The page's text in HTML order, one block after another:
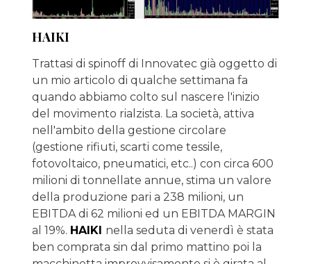
HAIKI
Trattasi di spinoff di Innovatec già oggetto di
un mio articolo di qualche settimana fa
quando abbiamo colto sul nascere l'inizio
del movimento rialzista. La società, attiva
nell'ambito della gestione circolare
(gestione rifiuti, scarti come tessile,
fotovoltaico, pneumatici, etc..) con circa 600
milioni di tonnellate annue, stima un valore
della produzione pari a 238 milioni, un
EBITDA di 62 milioni ed un EBITDA MARGIN
al 19%. HAIKI nella seduta di venerdì è stata
ben comprata sin dal primo mattino poi la